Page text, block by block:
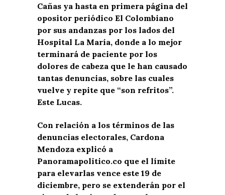
Cañas ya hasta en primera página del
opositor periódico El Colombiano
por sus andanzas por los lados del
Hospital La María, donde a lo mejor
terminará de paciente por los
dolores de cabeza que le han causado
tantas denuncias, sobre las cuales
vuelve y repite que “son refritos”.
Este Lucas.
Con relación a los términos de las
denuncias electorales, Cardona
Mendoza explicó a
Panoramapolitico.co que el límite
para elevarlas vence este 19 de
diciembre, pero se extenderán por el